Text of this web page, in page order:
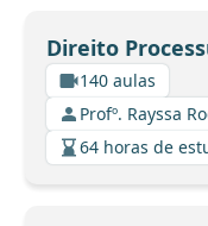
Direito
140 aulas
Profº. Rayssa
64 horas de